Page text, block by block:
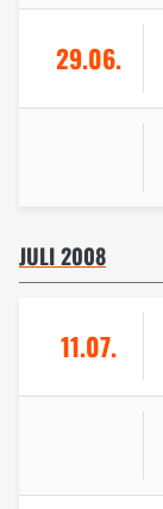
29.06.
JULI 2008
11.07.